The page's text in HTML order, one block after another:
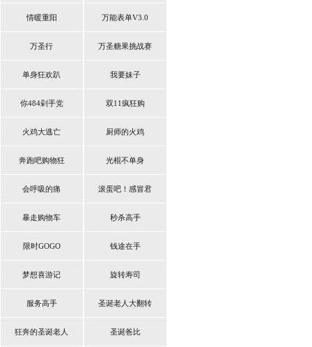
情暖重阳 万能表单V3.0
万圣行 万圣糖果挑战赛
单身狂欢趴 我要妹子
你484剁手党 双11疯狂购
火鸡大逃亡 厨师的火鸡
奔跑吧购物狂 光棍不单身
会呼吸的痛 滚蛋吧！感冒君
暴走购物车 秒杀高手
限时GOGO 钱途在手
梦想喜游记 旋转寿司
服务高手 圣诞老人大翻转
狂奔的圣诞老人 圣诞爸比